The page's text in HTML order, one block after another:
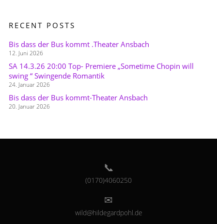
RECENT POSTS
Bis dass der Bus kommt .Theater Ansbach
12. Juni 2026
SA 14.3.26 20:00 Top- Premiere „Sometime Chopin will
swing “ Swingende Romantik
24. Januar 2026
Bis dass der Bus kommt-Theater Ansbach
20. Januar 2026
(0170)4060250
wild@hildegardpohl.de